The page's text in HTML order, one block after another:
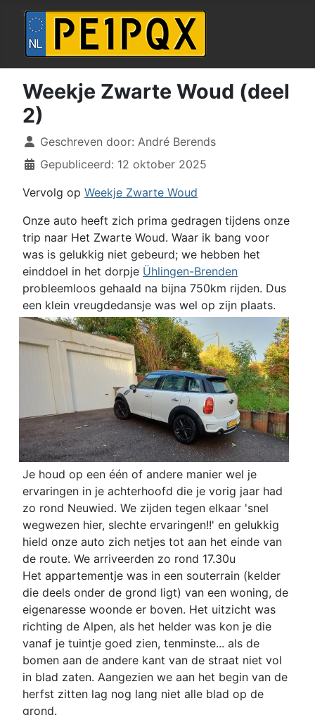
Weekje Zwarte Woud (deel
2)
DetailsGeschreven door: André Berends
Gepubliceerd: 12 oktober 2025
Vervolg op Weekje Zwarte Woud
Onze auto heeft zich prima gedragen tijdens onze
trip naar Het Zwarte Woud. Waar ik bang voor
was is gelukkig niet gebeurd; we hebben het
einddoel in het dorpje Ühlingen-Brenden
probleemloos gehaald na bijna 750km rijden. Dus
een klein vreugdedansje was wel op zijn plaats.
Je houd op een één of andere manier wel je
ervaringen in je achterhoofd die je vorig jaar had
zo rond Neuwied. We zijden tegen elkaar 'snel
wegwezen hier, slechte ervaringen!!' en gelukkig
hield onze auto zich netjes tot aan het einde van
de route. We arriveerden zo rond 17.30u
Het appartementje was in een souterrain (kelder
die deels onder de grond ligt) van een woning, de
eigenaresse woonde er boven. Het uitzicht was
richting de Alpen, als het helder was kon je die
vanaf je tuintje goed zien, tenminste... als de
bomen aan de andere kant van de straat niet vol
in blad zaten. Aangezien we aan het begin van de
herfst zitten lag nog lang niet alle blad op de
grond.